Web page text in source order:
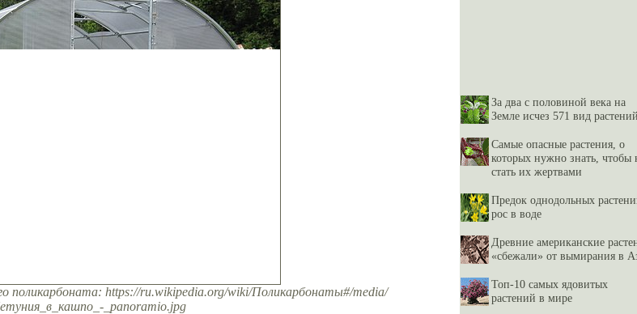
поликарбоната: https://ru.wikipedia.org/wiki/Поликарбонаты#/media/
_panoramio.jpg
За два с половиной века на
Земле исчез 571 вид
Самые опасные растения, о
которых нужно знать, чтобы
стать их жертвами
Предок однодольных
рос в воде
Древние американские
«сбежали» от вымирания в
Топ-10 самых ядовитых
растений в мире